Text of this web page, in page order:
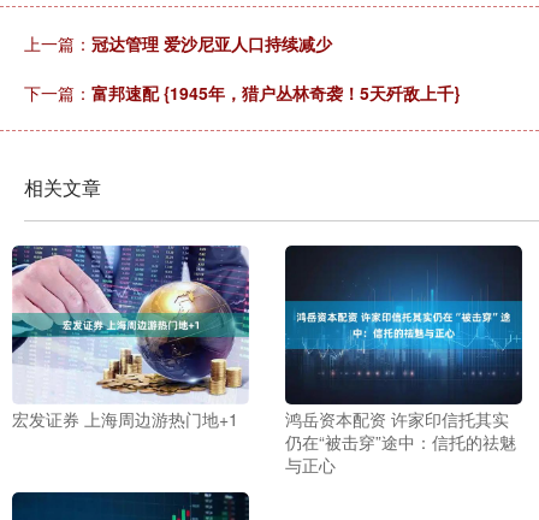
上一篇： 冠达管理 爱沙尼亚人口持续减少
下一篇： 富邦速配 {1945年，猎户丛林奇袭！5天歼敌上千}
相关文章
宏发证券 上海周边游热门地+1
鸿岳资本配资 许家印信托其实
仍在“被击穿”途中：信托的祛魅
与正心